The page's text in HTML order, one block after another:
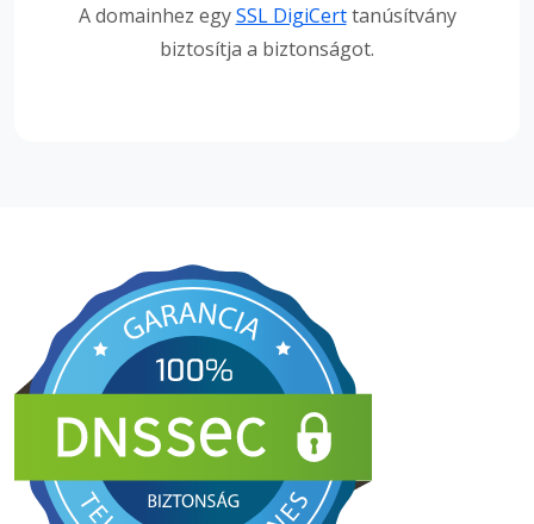
A domainhez egySSL DigiCerttanúsítvány
biztosítja a biztonságot.